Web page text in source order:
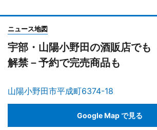
ニュース地図
宇部・山陽小野田の酒販店でも
解禁－予約で完売商品も
山陽小野田市平成町6374-18
Google Map で見る